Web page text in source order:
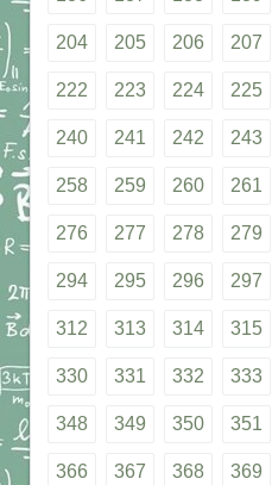
204 205 206 207
222 223 224 225
240 241 242 243
258 259 260 261
276 277 278 279
294 295 296 297
312 313 314 315
330 331 332 333
348 349 350 351
366 367 368 369